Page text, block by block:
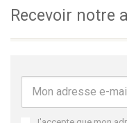
Recevoir notre